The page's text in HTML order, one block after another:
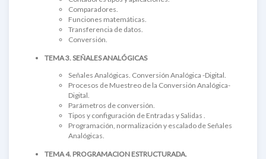
Comparadores.
Funciones matemáticas.
Transferencia de datos.
Conversión.
TEMA 3. SEÑALES ANALÓGICAS
Señales Analógicas. Conversión Analógica -Digital.
Procesos de Muestreo de la Conversión Analógica-
Digital.
Parámetros de conversión.
Tipos y configuración de Entradas y Salidas .
Programación, normalización y escalado de Señales
Analógicas.
TEMA 4. PROGRAMACION ESTRUCTURADA.